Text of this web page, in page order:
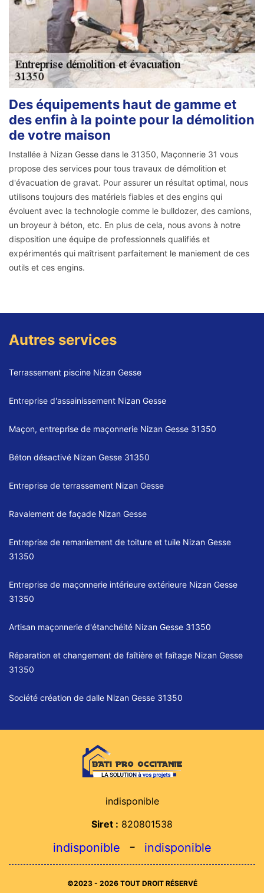
Des équipements haut de gamme et
des enfin à la pointe pour la démolition
de votre maison
Installée à Nizan Gesse dans le 31350, Maçonnerie 31 vous
propose des services pour tous travaux de démolition et
d'évacuation de gravat. Pour assurer un résultat optimal, nous
utilisons toujours des matériels fiables et des engins qui
évoluent avec la technologie comme le bulldozer, des camions,
un broyeur à béton, etc. En plus de cela, nous avons à notre
disposition une équipe de professionnels qualifiés et
expérimentés qui maîtrisent parfaitement le maniement de ces
outils et ces engins.
Autres services
Terrassement piscine Nizan Gesse
Entreprise d'assainissement Nizan Gesse
Maçon, entreprise de maçonnerie Nizan Gesse 31350
Béton désactivé Nizan Gesse 31350
Entreprise de terrassement Nizan Gesse
Ravalement de façade Nizan Gesse
Entreprise de remaniement de toiture et tuile Nizan Gesse
31350
Entreprise de maçonnerie intérieure extérieure Nizan Gesse
31350
Artisan maçonnerie d'étanchéité Nizan Gesse 31350
Réparation et changement de faîtière et faîtage Nizan Gesse
31350
Société création de dalle Nizan Gesse 31350
indisponible
Siret : 820801538
indisponible - indisponible
©2023 - 2026 TOUT DROIT RÉSERVÉ